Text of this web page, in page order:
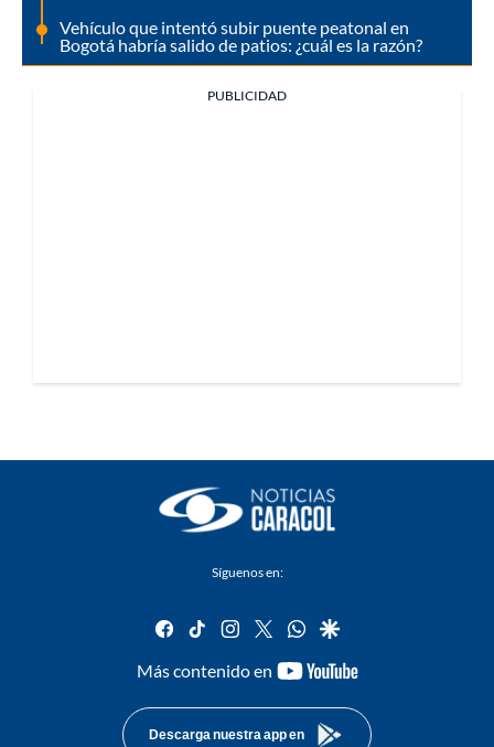
Vehículo que intentó subir puente peatonal en
Bogotá habría salido de patios: ¿cuál es la razón?
PUBLICIDAD
Síguenos en:
facebook
tiktok instagram
twitterwhatsapp
google
Más contenido en
youtube-
Descarga nuestra app en